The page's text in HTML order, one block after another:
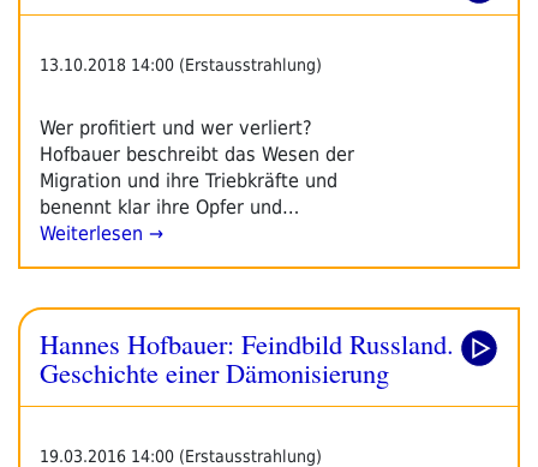
13.10.2018 14:00 (Erstausstrahlung)
Wer profitiert und wer verliert?
Hofbauer beschreibt das Wesen der
Migration und ihre Triebkräfte und
benennt klar ihre Opfer und…
Weiterlesen →
Hannes Hofbauer: Feindbild Russland.
Geschichte einer Dämonisierung
19.03.2016 14:00 (Erstausstrahlung)